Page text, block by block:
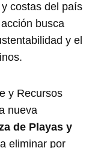
costas del país
busca
y el
y Recursos
nueva
de Playas y
eliminar por